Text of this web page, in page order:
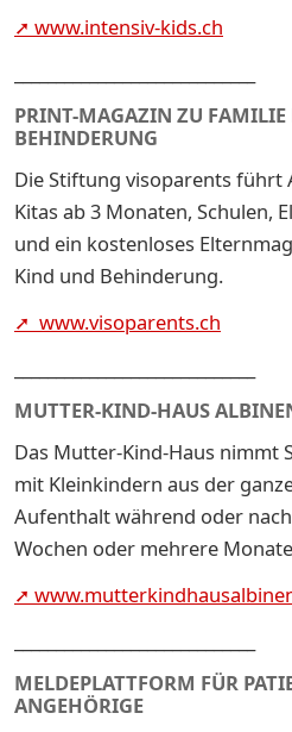
➚ www.intensiv-kids.ch
PRINT-MAGAZIN ZU
BEHINDERUNG
Die Stiftung visoparents führt
Kitas ab 3 Monaten, Schulen,
und ein kostenloses
Kind und Behinderung.
➚ www.visoparents.ch
MUTTER-KIND-HAUS
Das Mutter-Kind-Haus nimmt
mit Kleinkindern aus der
Aufenthalt während oder
Wochen oder mehrere
➚
MELDEPLATTFORM FÜR
ANGEHÖRIGE